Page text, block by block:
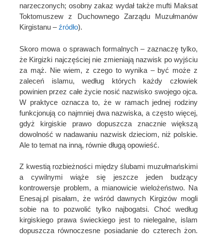
narzeczonych; osobny zakaz wydał także mufti Maksat
Toktomuszew z Duchownego Zarządu Muzułmanów
Kirgistanu –źródło).
Skoro mowa o sprawach formalnych – zaznaczę tylko,
że Kirgizki najczęściej nie zmieniają nazwisk po wyjściu
za mąż. Nie wiem, z czego to wynika – być może z
zaleceń islamu, według których każdy człowiek
powinien przez całe życie nosić nazwisko swojego ojca.
W praktyce oznacza to, że w ramach jednej rodziny
funkcjonują co najmniej dwa nazwiska, a często więcej,
gdyż kirgiskie prawo dopuszcza znacznie większą
dowolność w nadawaniu nazwisk dzieciom, niż polskie.
Ale to temat na inną, równie długą opowieść.
Z kwestią rozbieżności między ślubami muzułmańskimi
a cywilnymi wiąże się jeszcze jeden budzący
kontrowersje problem, a mianowicie wielożeństwo. Na
Enesaj.pl pisałam, że wśród dawnych Kirgizów mogli
sobie na to pozwolić tylko najbogatsi. Choć według
kirgiskiego prawa świeckiego jest to nielegalne, islam
dopuszcza równoczesne posiadanie do czterech żon.